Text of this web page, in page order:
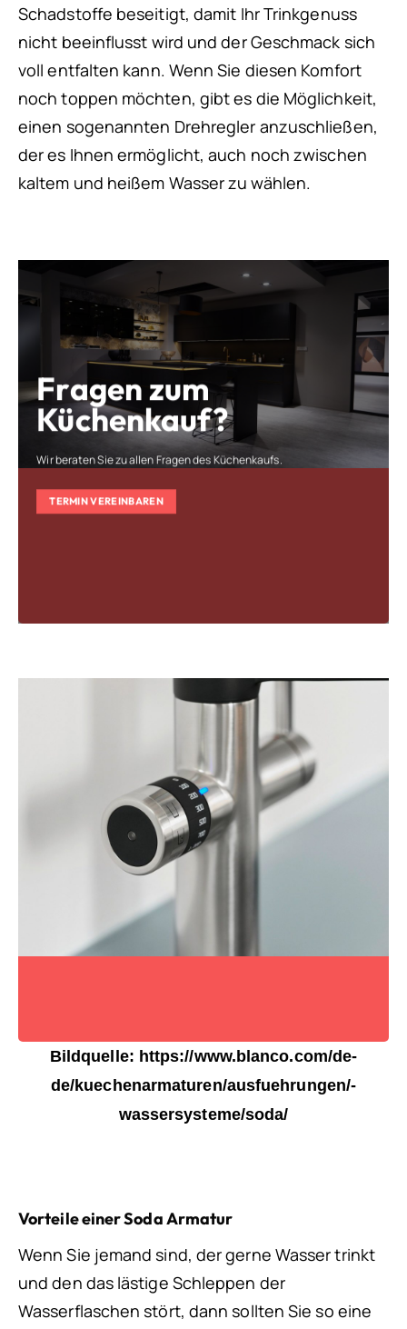
Schadstoffe beseitigt, damit Ihr Trinkgenuss
nicht beeinflusst wird und der Geschmack sich
voll entfalten kann. Wenn Sie diesen Komfort
noch toppen möchten, gibt es die Möglichkeit,
einen sogenannten Drehregler anzuschließen,
der es Ihnen ermöglicht, auch noch zwischen
kaltem und heißem Wasser zu wählen.
Fragen zum
Küchenkauf?
Wir beraten Sie zu allen Fragen des Küchenkaufs.
TERMIN VEREINBAREN
Bildquelle: https://www.blanco.com/de-
de/kuechenarmaturen/ausfuehrungen/-
wassersysteme/soda/
Vorteile einer Soda Armatur
Wenn Sie jemand sind, der gerne Wasser trinkt
und den das lästige Schleppen der
Wasserflaschen stört, dann sollten Sie so eine